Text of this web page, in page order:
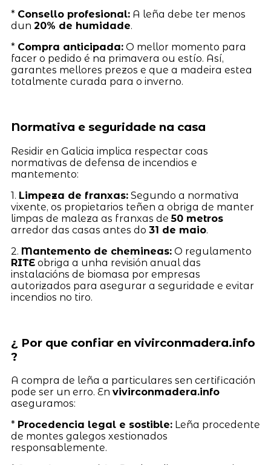
* Consello profesional:A leña debe ter menos
dun 20% de humidade.
* Compra anticipada:O mellor momento para
facer o pedido é na primavera ou estío. Así,
garantes mellores prezos e que a madeira estea
totalmente curada para o inverno.
Normativa e seguridade na casa
Residir en Galicia implica respectar coas
normativas de defensa de incendios e
mantemento:
1. Limpeza de franxas:Segundo a normativa
vixente, os propietarios teñen a obriga de manter
limpas de maleza as franxas de50 metros
arredor das casas antes do 31 de maio.
2. Mantemento de chemineas:O regulamento
RITEobriga a unha revisión anual das
instalacións de biomasa por empresas
autorizados para asegurar a seguridade e evitar
incendios no tiro.
¿ Por que confiar en vivirconmadera.info
?
A compra de leña a particulares sen certificación
pode ser un erro. En vivirconmadera.info
aseguramos:
* Procedencia legal e sostible:Leña procedente
de montes galegos xestionados
responsablemente.